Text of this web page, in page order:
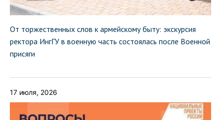
От торжественных слов к армейскому быту: экскурсия
ректора ИнгГУ в военную часть состоялась после Военной
присяги
17 июля, 2026